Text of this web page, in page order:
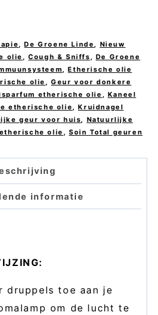
,De Groene Linde, Nieuw
olie ,Cough & Sniffs , De Groene
,Etherische olie
olie ,Geur voor donkere
etherische olie , Kaneel
etherische olie,Kruidnagel
geur voor huis, Natuurlijke
olie ,Soin Total geuren
informatie
druppels toe aan je
om de lucht te